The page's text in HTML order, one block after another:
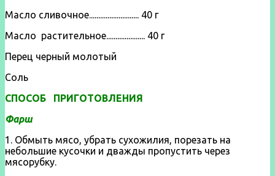
Масло сливочное........................... 40 г
Масло растительное..................... 40 г
Перец черный молотый
Соль
СПОСОБ ПРИГОТОВЛЕНИЯ
Фарш
1. Обмыть мясо, убрать сухожилия, порезать на
небольшие кусочки и дважды пропустить через
мясорубку.